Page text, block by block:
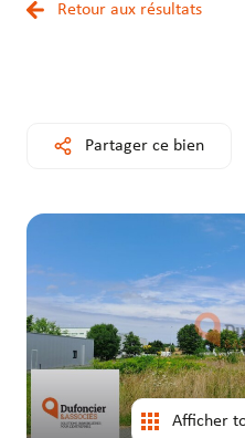
entrepôts
Louer
entrepôts
métiers
Retour aux résultats
Partager ce bien
Afficher